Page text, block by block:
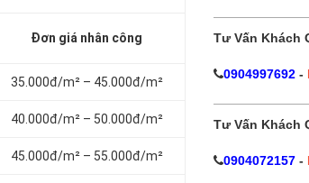
Đơn giá nhân công
35.000đ/m² – 45.000đ/m²
40.000đ/m² – 50.000đ/m²
45.000đ/m² – 55.000đ/m²
Tư Vấn Khách
0904997692-
Tư Vấn Khách
0904072157-